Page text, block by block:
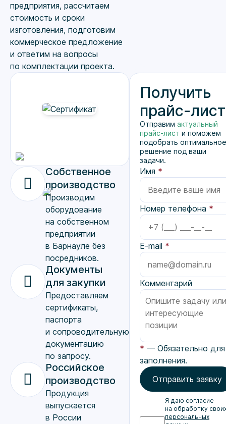
предприятия, рассчитаем
стоимость и сроки
изготовления, подготовим
коммерческое предложение
и ответим на вопросы
по комплектации проекта.
Собственное
производство
Производим
оборудование
на собственном
предприятии
в Барнауле без
посредников.
Документы
для закупки
Предоставляем
сертификаты,
паспорта
и сопроводительную
документацию
по запросу.
Российское
производство
Продукция
выпускается
в России
Получить
прайс-лист
Отправим актуальный
прайс-лист и поможем
подобрать оптимальное
решение под ваши
задачи.
Имя *
Номер телефона *
E-mail *
Комментарий
* — Обязательно для
заполнения.
Отправить заявку
Я даю согласие
на обработку
персональных